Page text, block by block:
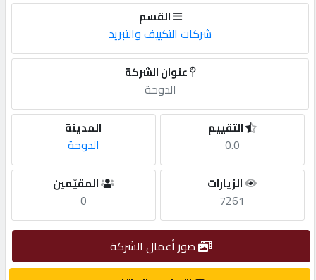
أضف
مطلوب
طلب
الاحصائيات
القسم
شركات التكييف والتبريد
عنوان الشركة
الدوحة
المدينة
الدوحة
التقييم
0.0
المقيّمين
0
الزيارات
7261
صور أعمال الشركة